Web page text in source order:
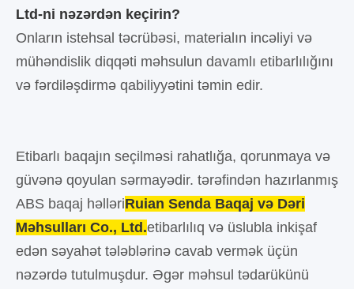
Ltd-ni nəzərdən keçirin?
Onların istehsal təcrübəsi, materialın incəliyi və
mühəndislik diqqəti məhsulun davamlı etibarlılığını
və fərdiləşdirmə qabiliyyətini təmin edir.
Etibarlı baqajın seçilməsi rahatlığa, qorunmaya və
güvənə qoyulan sərmayədir. tərəfindən hazırlanmış
ABS baqaj həlləriRuian Senda Baqaj və Dəri
Məhsulları Co., Ltd.etibarlılıq və üslubla inkişaf
edən səyahət tələblərinə cavab vermək üçün
nəzərdə tutulmuşdur. Əgər məhsul tədarükünü